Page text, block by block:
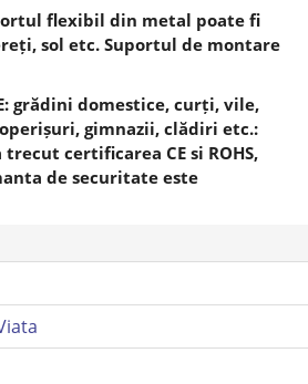
flexibil din metal poate fi
sol etc. Suportul de montare
grădini domestice, curți, vile,
gimnazii, clădiri etc.:
certificarea CE si ROHS,
de securitate este